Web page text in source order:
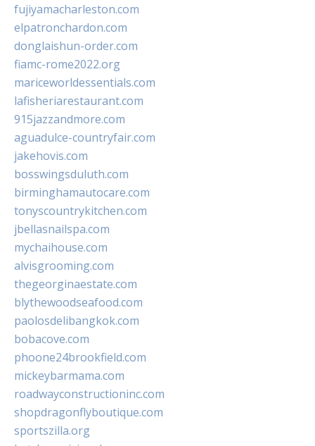
fujiyamacharleston.com
elpatronchardon.com
donglaishun-order.com
fiamc-rome2022.org
mariceworldessentials.com
lafisheriarestaurant.com
915jazzandmore.com
aguadulce-countryfair.com
jakehovis.com
bosswingsduluth.com
birminghamautocare.com
tonyscountrykitchen.com
jbellasnailspa.com
mychaihouse.com
alvisgrooming.com
thegeorginaestate.com
blythewoodseafood.com
paolosdelibangkok.com
bobacove.com
phoone24brookfield.com
mickeybarmama.com
roadwayconstructioninc.com
shopdragonflyboutique.com
sportszilla.org